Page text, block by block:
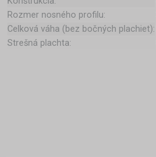
Rozmer nosného profilu:
Celková váha (bez bočných plachiet):
Strešná plachta: